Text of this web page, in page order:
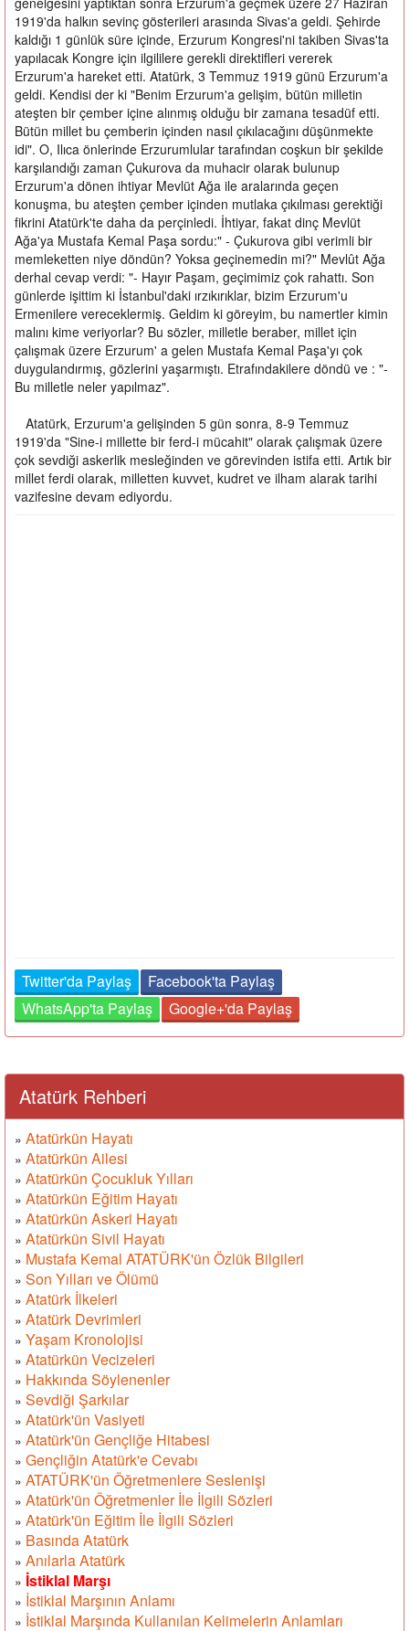
1919'da halkın sevinç gösterileri arasında Sivas'a geldi. Şehirde
kaldığı 1 günlük süre içinde, Erzurum Kongresi'ni takiben Sivas'ta
yapılacak Kongre için ilgililere gerekli direktifleri vererek
Erzurum'a hareket etti. Atatürk, 3 Temmuz 1919 günü Erzurum'a
geldi. Kendisi der ki "Benim Erzurum'a gelişim, bütün milletin
ateşten bir çember içine alınmış olduğu bir zamana tesadüf etti.
Bütün millet bu çemberin içinden nasıl çıkılacağını düşünmekte
idi". O, Ilıca önlerinde Erzurumlular tarafından coşkun bir şekilde
karşılandığı zaman Çukurova da muhacir olarak bulunup
Erzurum'a dönen ihtiyar Mevlüt Ağa ile aralarında geçen
konuşma, bu ateşten çember içinden mutlaka çıkılması gerektiği
fikrini Atatürk'te daha da perçinledi. İhtiyar, fakat dinç Mevlüt
Ağa'ya Mustafa Kemal Paşa sordu:" - Çukurova gibi verimli bir
memleketten niye döndün? Yoksa geçinemedin mi?" Mevlût Ağa
derhal cevap verdi: "- Hayır Paşam, geçimimiz çok rahattı. Son
günlerde işittim ki İstanbul'daki ırzıkırıklar, bizim Erzurum'u
Ermenilere vereceklermiş. Geldim ki göreyim, bu namertler kimin
malını kime veriyorlar? Bu sözler, milletle beraber, millet için
çalışmak üzere Erzurum' a gelen Mustafa Kemal Paşa'yı çok
duygulandırmış, gözlerini yaşarmıştı. Etrafındakilere döndü ve : "-
Bu milletle neler yapılmaz".
Atatürk, Erzurum'a gelişinden 5 gün sonra, 8-9 Temmuz
1919'da "Sine-i millette bir ferd-i mücahit" olarak çalışmak üzere
çok sevdiği askerlik mesleğinden ve görevinden istifa etti. Artık bir
millet ferdi olarak, milletten kuvvet, kudret ve ilham alarak tarihi
vazifesine devam ediyordu.
Twitter'da Paylaş
Facebook'ta Paylaş
WhatsApp'ta Paylaş
Google+'da Paylaş
Atatürk Rehberi
» Atatürkün Hayatı
» Atatürkün Ailesi
» Atatürkün Çocukluk Yılları
» Atatürkün Eğitim Hayatı
» Atatürkün Askeri Hayatı
» Atatürkün Sivil Hayatı
» Mustafa Kemal ATATÜRK'ün Özlük Bilgileri
» Son Yılları ve Ölümü
» Atatürk İlkeleri
» Atatürk Devrimleri
» Yaşam Kronolojisi
» Atatürkün Vecizeleri
» Hakkında Söylenenler
» Sevdiği Şarkılar
» Atatürk'ün Vasiyeti
» Atatürk'ün Gençliğe Hitabesi
» Gençliğin Atatürk'e Cevabı
» ATATÜRK'ün Öğretmenlere Seslenişi
» Atatürk'ün Öğretmenler İle İlgili Sözleri
» Atatürk'ün Eğitim İle İlgili Sözleri
» Basında Atatürk
» Anılarla Atatürk
» İstiklal Marşı
» İstiklal Marşının Anlamı
» İstiklal Marşında Kullanılan Kelimelerin Anlamları